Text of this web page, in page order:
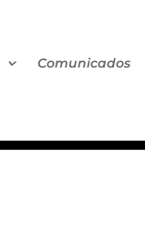
Comunicados